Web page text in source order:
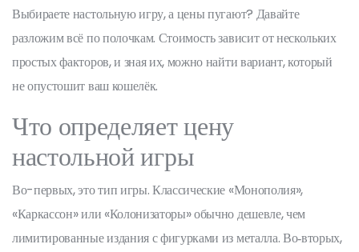
Выбираете настольную игру, а цены пугают? Давайте
разложим всё по полочкам. Стоимость зависит от нескольких
простых факторов, и зная их, можно найти вариант, который
не опустошит ваш кошелёк.
Что определяет цену
настольной игры
Во-первых, это тип игры. Классические «Монополия»,
«Каркассон» или «Колонизаторы» обычно дешевле, чем
лимитированные издания с фигурками из металла. Во‑вторых,